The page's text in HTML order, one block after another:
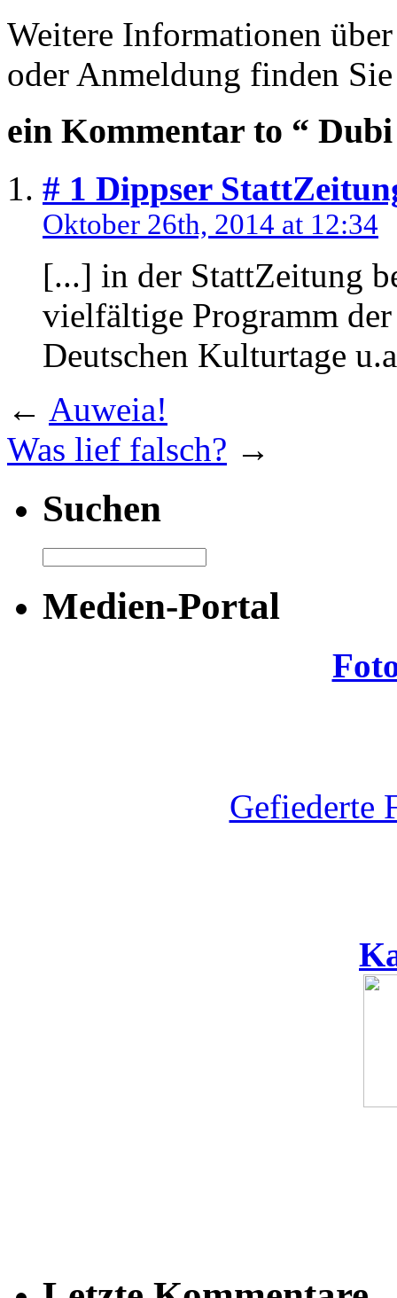
Weitere Informationen
oder Anmeldung finden
ein Kommentar to “
# 1 Dippser
Oktober 26th, 2014 at 12:34
[...] in der StattZeitung
vielfältige Programm
Deutschen Kulturtage
← Auweia!
Was lief falsch? →
Suchen
Medien-Portal
Gefiederte